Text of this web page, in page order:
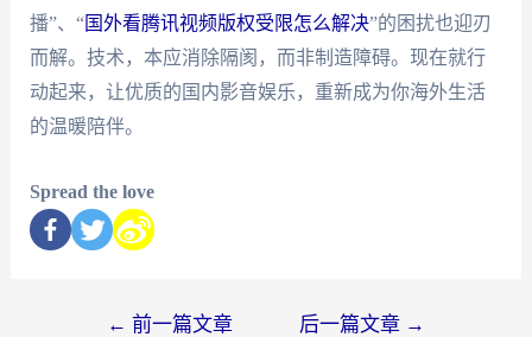
播”、“国外看腾讯视频版权受限怎么解决”的困扰也迎刃
而解。技术，本应消除隔阂，而非制造障碍。现在就行
动起来，让优质的国内影音娱乐，重新成为你海外生活
的温暖陪伴。
Spread the love
← 前一篇文章 后一篇文章 →